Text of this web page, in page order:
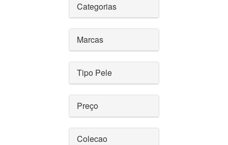
Categorias
Marcas
Tipo Pele
Preço
Colecao